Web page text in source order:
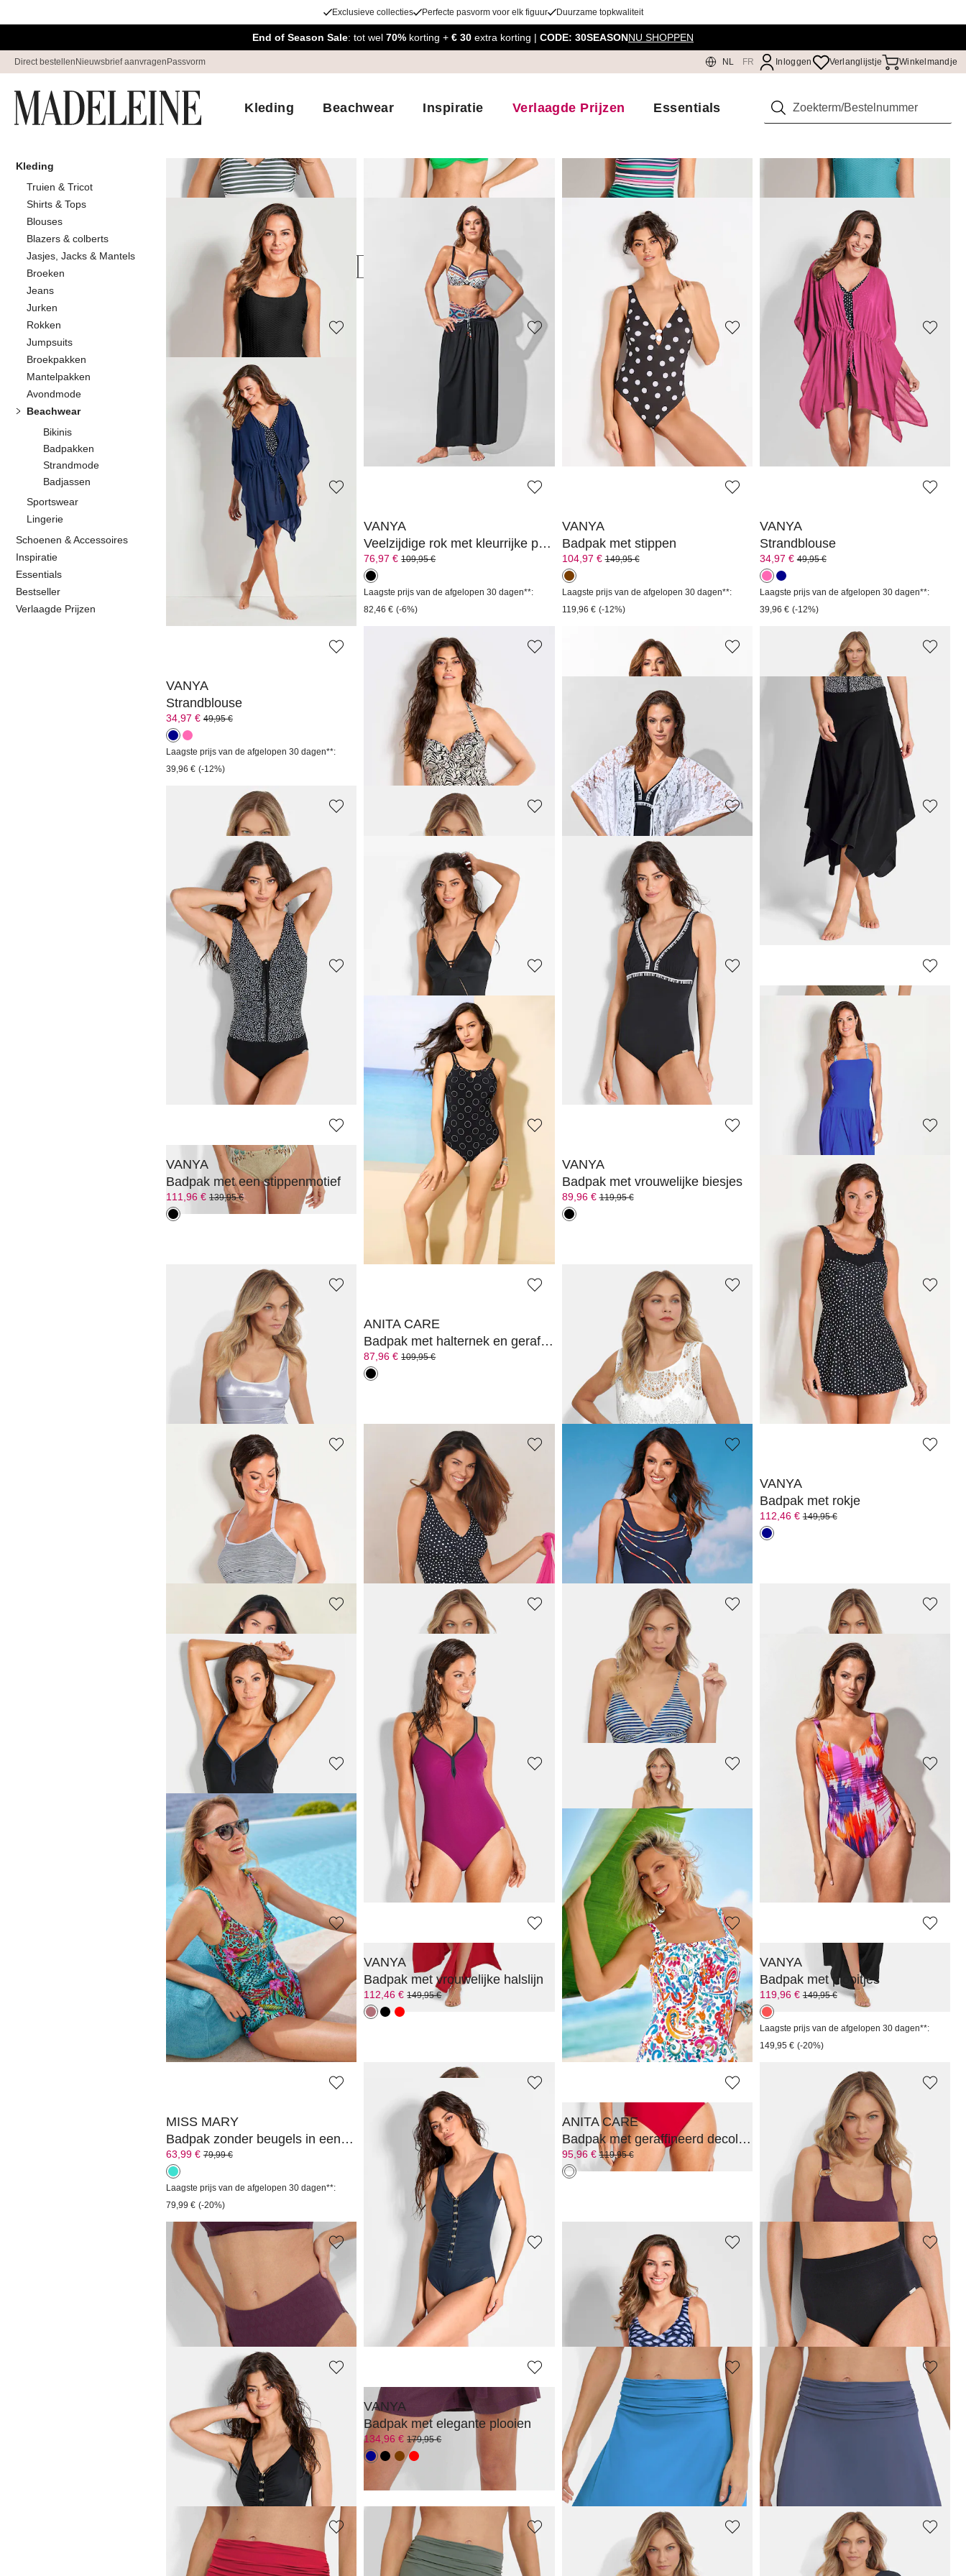
Exclusieve collecties Perfecte pasvorm voor elk figuur Duurzame topkwaliteit
End of Season Sale: tot wel 70% korting + € 30 extra korting | CODE: 30SEASONNU SHOPPEN
Direct bestellen Nieuwsbrief aanvragen Passvorm NL FR Inloggen Verlanglijstje Winkelmandje
Kleding Beachwear Inspiratie Verlaagde Prijzen Essentials Zoeken
Kleding
Truien & Tricot
Shirts & Tops
Blouses
Blazers & colberts
Jasjes, Jacks & Mantels
Broeken
Jeans
Jurken
Rokken
Jumpsuits
Broekpakken
Mantelpakken
Avondmode
Beachwear
Bikinis
Badpakken
Strandmode
Badjassen
Sportswear
Lingerie
Schoenen & Accessoires
Inspiratie
Essentials
Bestseller
Verlaagde Prijzen
Kleding Beachwear
Beachwear
Sorteren Op Sale
Badpak met strepen
69,97 € 99,95 €
Laagste prijs van de afgelopen 30 dagen**:
179,00 €
Laagste prijs van de afgelopen 30 dagen**:
VANYA
Badpak
119,95 €
Laagste prijs van de afgelopen 30 dagen**:
(-12%)
Badpak
89,95 €
Laagste prijs van de afgelopen 30 dagen**:
Laagste prijs van de afgelopen 30 dagen**:
VANYA
Veelzijdige rok met kleurrijke print
76,97 €109,95 €
Laagste prijs van de afgelopen 30 dagen**:
82,46 € (-6%)
VANYA
Badpak met stippen
104,97 €149,95 €
Laagste prijs van de afgelopen 30 dagen**:
119,96 € (-12%)
VANYA
Strandblouse
34,97 €49,95 €
Laagste prijs van de afgelopen 30 dagen**:
39,96 € (-12%)
VANYA
Strandblouse
34,97 € 49,95 €
Laagste prijs van de afgelopen 30 dagen**:
39,96 € (-12%)
109,95 €
Poncho in gehaakte look
179,95 €
HUTSCHREUTHER
Smalle pop-over jurk
119,95 €
Badpak met bloemenpatroon
94,95 €
Laagste prijs van de afgelopen 30 dagen**:
94,95 €
(-20%)
Badpak met licht shaping-effect
119,95 €
CHARMLINE
149,95 €
Laagste prijs van de afgelopen 30 dagen**:
(-20%)
169,95 €
Bandeau-bikini met halternek
179,95 €
Beugelbikini met zachte cups
179,95 €
VANYA
Strandblouse van lichte kant
89,95 € 109,95 €
Laagste prijs van de afgelopen 30 dagen**:
(-25%)
VANYA
Badpak met een stippenmotief
111,96 € 139,95 €
VANYA
99,95 €
VANYA
Badpak met vrouwelijke biesjes
89,96 €119,95 €
Laagste prijs van de afgelopen 30 dagen**:
(-20%)
71,96 €89,95 €
ANITA CARE
Badpak met halternek en geraffineerde bandjes
87,96 €109,95 € 49,95 €
Laagste prijs van de afgelopen 30 dagen**:
49,95 €
(-20%)
VANYA
Multistyle jumpsuit
111,96 € 139,95 €
109,95 €
Badpak met stippen
95,96 € 119,95 €
Laagste prijs van de afgelopen 30 dagen**:
(-20%)
Badpak met bandjes
79,96 €99,95 €
Laagste prijs van de afgelopen 30 dagen**:
(-20%)
VANYA
Badpak met rokje
112,46 €149,95 €
VANYA
Badpak met rokje en wikkellook
119,96 €149,95 €
Laagste prijs van de afgelopen 30 dagen**:
149,95 €
(-20%)
Badpak met stippen en V-hals
109,95 €
Laagste prijs van de afgelopen 30 dagen**:
109,95 €
(-20%)
NATURANA
Badpak met verstelbare bandjes
55,96 € 69,95 €
Badstof jurk met capuchon
59,95 €
SUSA
Figuurvriendelijk badpak met plooitjes
79,96 €99,95 €
Laagste prijs van de afgelopen 30 dagen**:
99,95 € (-20%)
VANYA
Multistyle jumpsuit
111,96 € 139,95 €
Multistyle jumpsuit
111,96 € 139,95 €
Multistyle jumpsuit
139,95 €
VANYA
Badpak met vrouwelijke halslijn
112,46 €149,95 €
VANYA
Badpak met vrouwelijke halslijn
112,46 €149,95 €
VANYA
Badpak met vrouwelijke halslijn
112,46 €149,95 €
VANYA
Badpak met plooitjes
119,96 €149,95 €
Laagste prijs van de afgelopen 30 dagen**:
149,95 € (-20%)
MISS MARY
Badpak zonder beugels in een all-over print
63,99 € 79,99 €
Laagste prijs van de afgelopen 30 dagen**:
79,99 € (-20%)
Badpak met verstelbare bandjes
99,95 €
ANITA CARE
Badpak met geraffineerd decolleté
95,96 €119,95 €
ROSA FAIA
Bikinitop met jacquardmotief
79,95 €
ROSA FAIA
Bikinibroekje met jacquarddessin
39,95 €
ROSA FAIA
69,95 €
VANYA
Shaping badpak
129,95 €
VANYA
Bikinibroekje met een brede tailleband
27,96 € 34,95 €
VANYA
Badpak met elegante plooien
134,96 € 179,95 €
VANYA
Badpak met elegante plooien
134,96 €179,95 €
VANYA
Zwemrok met binnenbroekje
55,96 € 69,95 €
Laagste prijs van de afgelopen 30 dagen**:
69,95 €
(-20%)
VANYA
Zwemrok met binnenbroekje
63,96 €
VANYA VANYA